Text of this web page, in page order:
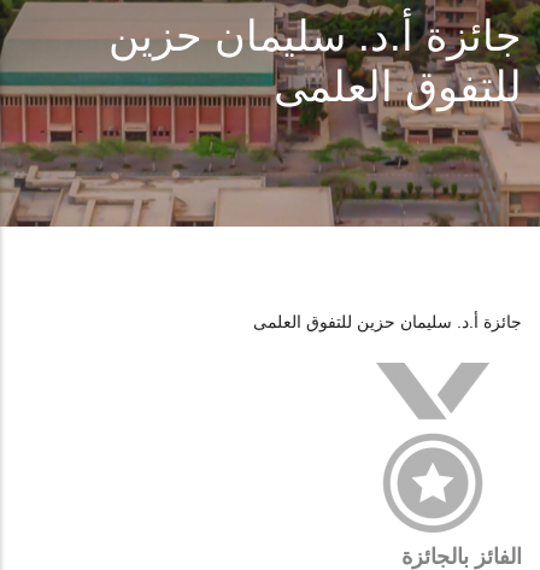
جائزة أ.د. سليمان حزين
للتفوق العلمى
جائزة أ.د. سليمان حزين للتفوق العلمى
الفائز بالجائزة